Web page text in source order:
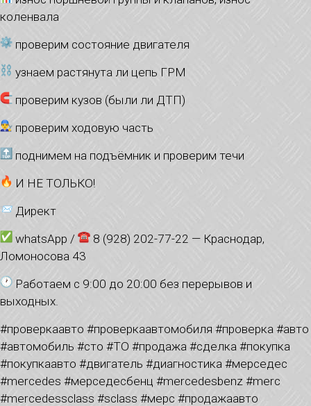
коленвала
проверим состояние двигателя
узнаем растянута ли цепь ГРМ
проверим кузов (были ли ДТП)
проверим ходовую часть
поднимем на подъёмник и проверим течи
И НЕ ТОЛЬКО!
Директ
whatsApp /
8 (928) 202-77-22 — Краснодар,
Ломоносова 43
Работаем с 9:00 до 20:00 без перерывов и
выходных.
#проверкаавто #проверкаавтомобиля #проверка #авто
#автомобиль #сто #ТО #продажа #сделка #покупка
#покупкаавто #двигатель #диагностика #мерседес
#mercedes #мерседесбенц #mercedesbenz #merc
#mercedessclass #sclass #мерс #продажаавто